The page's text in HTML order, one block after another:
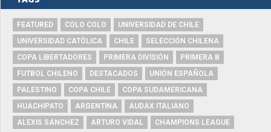
FEATURED COLO COLO
UNIVERSIDAD DE CHILE
UNIVERSIDAD CATÓLICA
CHILE
SELECCIÓN CHILENA
COPA LIBERTADORES
PRIMERA DIVISIÓN
PRIMERA B
FUTBOL CHILENO
DESTACADOS
UNIÓN ESPAÑOLA
PALESTINO
COPA CHILE
COPA SUDAMERICANA
HUACHIPATO
ARGENTINA
AUDAX ITALIANO
ALEXIS SÁNCHEZ
ARTURO VIDAL
CHAMPIONS LEAGUE